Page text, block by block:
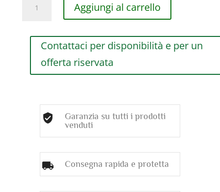
DAMIANI
DIAMANTI
quantità
Aggiungi al carrello
Contattaci per disponibilità e per un
offerta riservata
Garanzia su tutti i prodotti
venduti
Consegna rapida e protetta